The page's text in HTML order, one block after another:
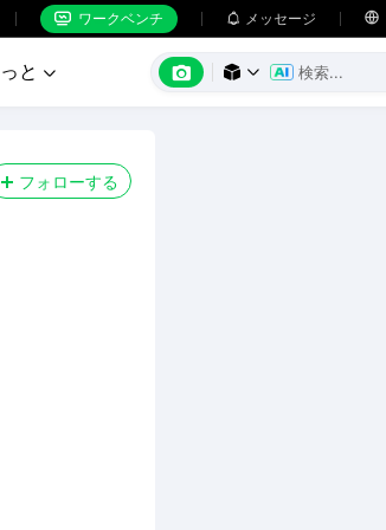
 ワークベンチ  メッセージ 
と    
フォローする